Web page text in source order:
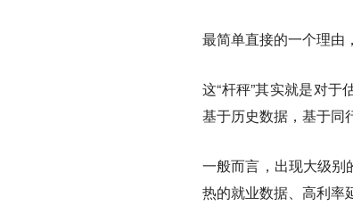
最简单直接的一个理由
这“杆秤”其实就是对
基于历史数据，基于同
一般而言，出现大级别
热的就业数据、高利率